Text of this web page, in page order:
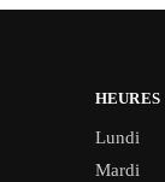
HEURES
Lundi
Mardi